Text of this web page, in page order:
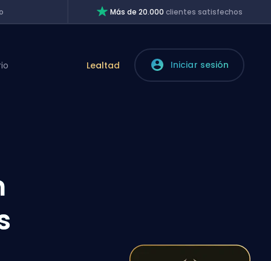
Más de 20.000clientes satisfechos
Lealtad Iniciar sesión